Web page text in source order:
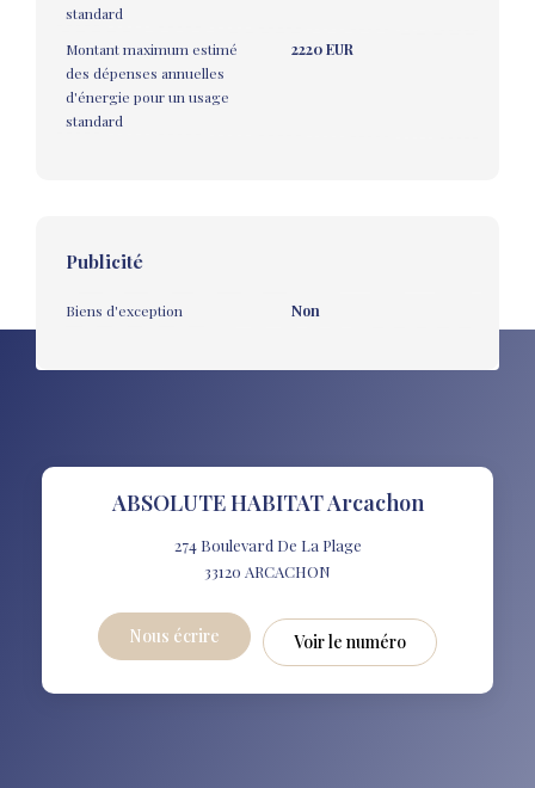
standard
Montant maximum estimé
des dépenses annuelles
d'énergie pour un usage
standard
2220 EUR
Publicité
Biens d'exception Non
ABSOLUTE HABITAT Arcachon
274 Boulevard De La Plage
33120 ARCACHON
Nous écrire Voir le numéro